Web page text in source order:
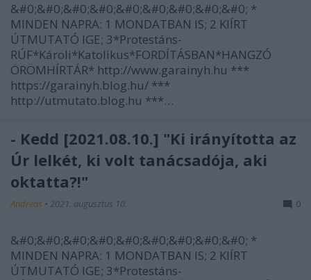
&#0;&#0;&#0;&#0;&#0;&#0;&#0;&#0;&#0; *
MINDEN NAPRA: 1 MONDATBAN IS; 2 KIÍRT
ÚTMUTATÓ IGE; 3*Protestáns-
RÚF*Károli*Katolikus*FORDÍTÁSBAN*HANGZÓ
ÖRÖMHÍRTÁR* http://www.garainyh.hu ***
https://garainyh.blog.hu/ ***
http://utmutato.blog.hu ***…
- Kedd [2021.08.10.] "Ki irányította az
Úr lelkét, ki volt tanácsadója, aki
oktatta?!"
Andreas • 2021. augusztus 10. 0
&#0;&#0;&#0;&#0;&#0;&#0;&#0;&#0;&#0; *
MINDEN NAPRA: 1 MONDATBAN IS; 2 KIÍRT
ÚTMUTATÓ IGE; 3*Protestáns-